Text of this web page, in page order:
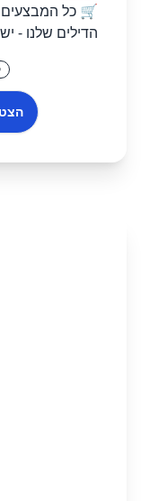
🛒 כל המבצעים,
הדילים שלנו -